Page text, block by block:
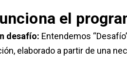
el
desafío: Entendemos
elaborado a partir de una